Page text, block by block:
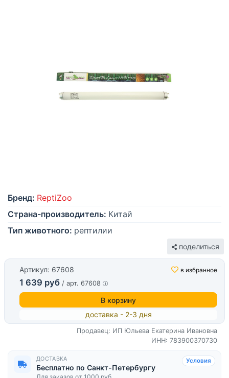
Бренд: ReptiZoo
Страна-производитель: Китай
Тип животного: рептилии
поделиться
Артикул: 67608 в избранное
1 639 руб / арт. 67608
В корзину
доставка - 2-3 дня
Продавец: ИП Юльева Екатерина Ивановна
ИНН: 783900370730
ДОСТАВКА
Бесплатно по Санкт-Петербургу
Условия